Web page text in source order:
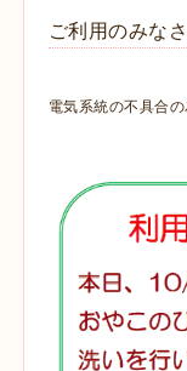
ご利用のみな
電気系統の不具合